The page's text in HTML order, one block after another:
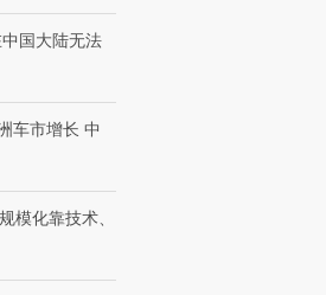
含3种
度Z世代 用街头抗争将教
育部长拱下台
国大陆无法
车市增长 中
模化靠技术、